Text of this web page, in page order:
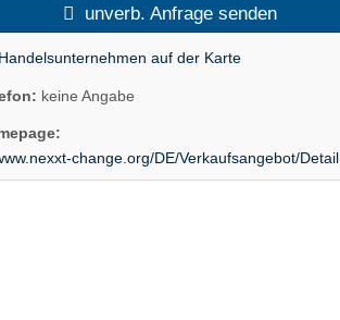
unverb. Anfrage senden
auf der Karte
keine Angabe
change.org/DE/Verkaufsangebot/Detailseite/detailseite_jsp